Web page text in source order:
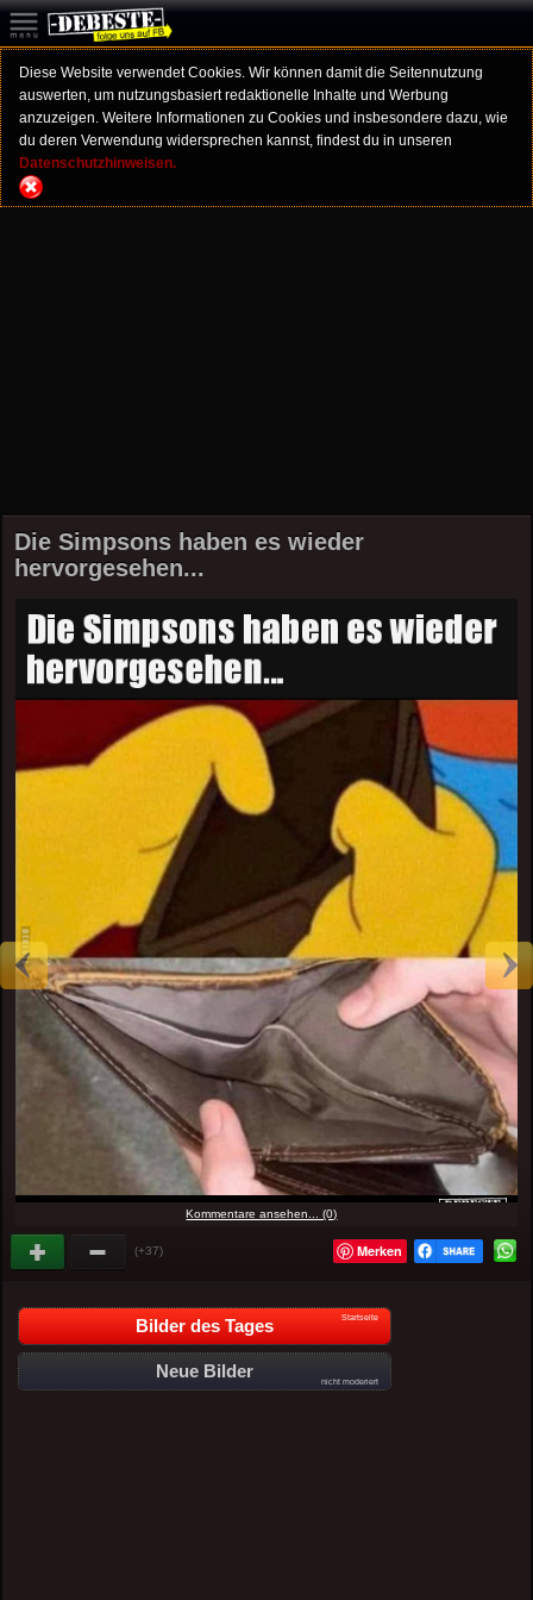
Diese Website verwendet Cookies. Wir können damit die Seitennutzung
auswerten, um nutzungsbasiert redaktionelle Inhalte und Werbung
anzuzeigen. Weitere Informationen zu Cookies und insbesondere dazu, wie
du deren Verwendung widersprechen kannst, findest du in unseren
Datenschutzhinweisen.
Die Simpsons haben es wieder
hervorgesehen...
Kommentare ansehen... (0)
(+37) Merken
Bilder des Tages Startseite
Neue Bilder
nicht moderiert